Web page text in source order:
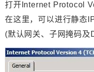
打开Internet Protocol
在这里，可以进行静态
(默认网关、子网掩码及